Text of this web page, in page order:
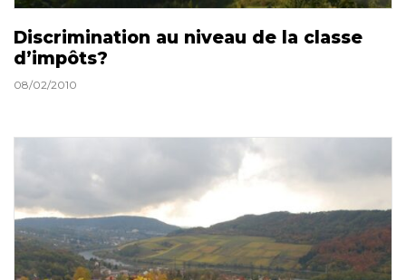
Discrimination au niveau de la classe
d’impôts?
08/02/2010